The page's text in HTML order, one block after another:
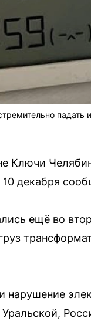
падать
Ключи
декабря
ещё во
нарушение